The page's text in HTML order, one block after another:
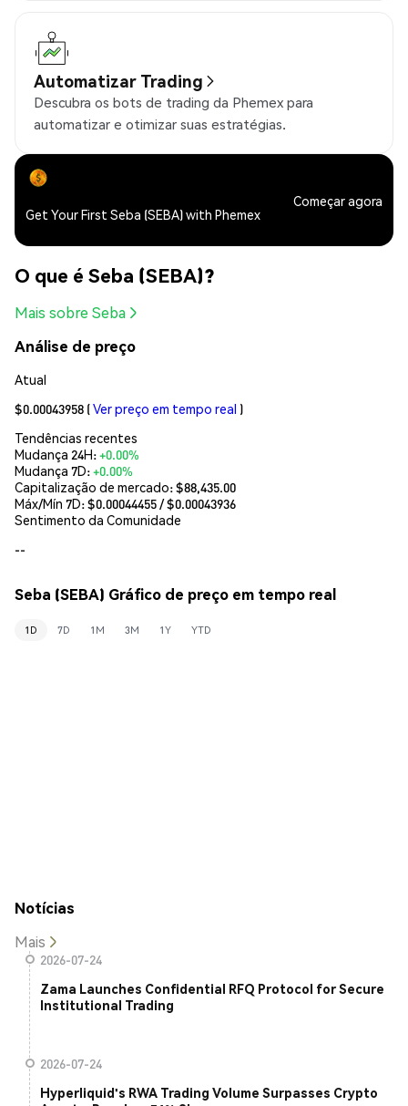
Automatizar Trading
Descubra os bots de trading da Phemex para
automatizar e otimizar suas estratégias.
Get Your First Seba (SEBA) with Phemex
Começar agora
O que é Seba (SEBA)?
Mais sobre Seba
Análise de preço
Atual
$0.00043958 (Ver preço em tempo real )
Tendências recentes
Mudança 24H:+0.00%
Mudança 7D:+0.00%
Capitalização de mercado:$88,435.00
Máx/Mín 7D: $0.00044455/ $0.00043936
Sentimento da Comunidade
--
Seba (SEBA) Gráfico de preço em tempo real
1D 7D 1M 3M 1Y YTD
Notícias
Mais
2026-07-24
Zama Launches Confidential RFQ Protocol for Secure
Institutional Trading
2026-07-24
Hyperliquid's RWA Trading Volume Surpasses Crypto